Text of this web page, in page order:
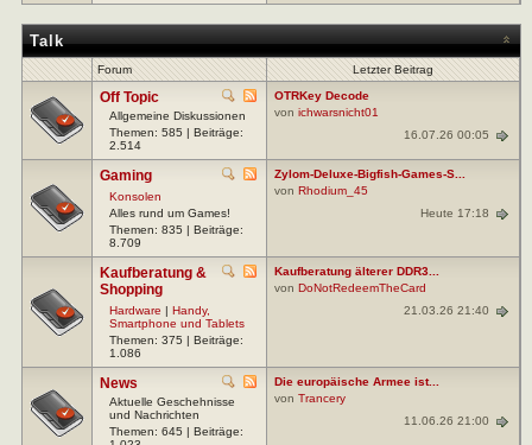
Talk
Forum Letzter Beitrag
Off Topic
Allgemeine Diskussionen
Themen: 585 | Beiträge:
2.514
OTRKey Decode
von ichwarsnicht01
16.07.26 00:05
Gaming
Konsolen
Alles rund um Games!
Themen: 835 | Beiträge:
8.709
Zylom-Deluxe-Bigfish-Games-S...
von Rhodium_45
Heute 17:18
Kaufberatung &
Shopping
Hardware | Handy,
Smartphone und Tablets
Themen: 375 | Beiträge:
1.086
Kaufberatung älterer DDR3...
von DoNotRedeemTheCard
21.03.26 21:40
News
Aktuelle Geschehnisse
und Nachrichten
Themen: 645 | Beiträge:
Die europäische Armee ist...
von Trancery
11.06.26 21:00